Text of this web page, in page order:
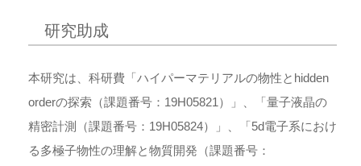
研究助成
本研究は、科研費「ハイパーマテリアルの物性とhidden
orderの探索（課題番号：19H05821）」、「量子液晶の
精密計測（課題番号：19H05824）」、「5d電子系におけ
る多極子物性の理解と物質開発（課題番号：